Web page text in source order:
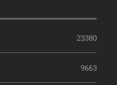
23380
9663